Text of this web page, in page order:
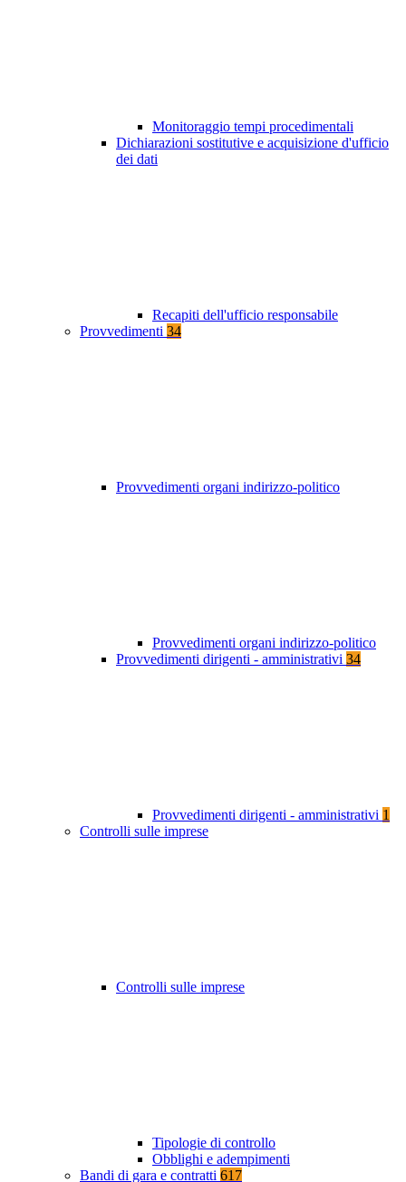
Monitoraggio tempi procedimentali
Dichiarazioni sostitutive e acquisizione d'ufficio
dei dati
Recapiti dell'ufficio responsabile
Provvedimenti 34
Provvedimenti organi indirizzo-politico
Provvedimenti organi indirizzo-politico
Provvedimenti dirigenti - amministrativi 34
Provvedimenti dirigenti - amministrativi 1
Controlli sulle imprese
Controlli sulle imprese
Tipologie di controllo
Obblighi e adempimenti
Bandi di gara e contratti 617